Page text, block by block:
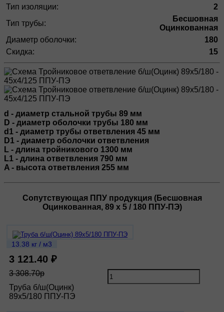
Тип изоляции:
2
Тип трубы:
Бесшовная
Оцинкованная
Диаметр оболочки:
180
Скидка:
15
d - диаметр стальной трубы 89 мм
D - диаметр оболочки трубы 180 мм
d1 - диаметр трубы ответвления 45 мм
D1 - диаметр оболочки ответвления
L - длина тройникового 1300 мм
L1 - длина ответвления 790 мм
A - высота ответвления 255 мм
Сопутствующая ППУ продукция (Бесшовная
Оцинкованная, 89 х 5 / 180 ППУ-ПЭ)
13.38 кг / м3
3 121.40 ₽
3 308.70р
Труба б/ш(Оцинк)
89х5/180 ППУ-ПЭ